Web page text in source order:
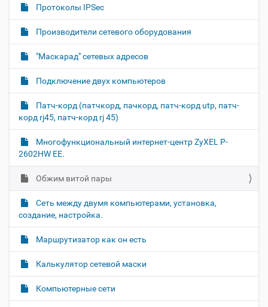
Протоколы IPSec
Производители сетевого оборудования
"Маскарад" сетевых адресов
Подключение двух компьютеров
Патч-корд (патчкорд, пачкорд, патч-корд utp, патч-
корд rj45, патч-корд rj 45)
Многофункциональный интернет-центр ZyXEL P-
2602HW EE.
Обжим витой пары
Cеть между двумя компьютерами, установка,
создание, настройка.
Маршрутизатор как он есть
Калькулятор сетевой маски
Компьютерные сети